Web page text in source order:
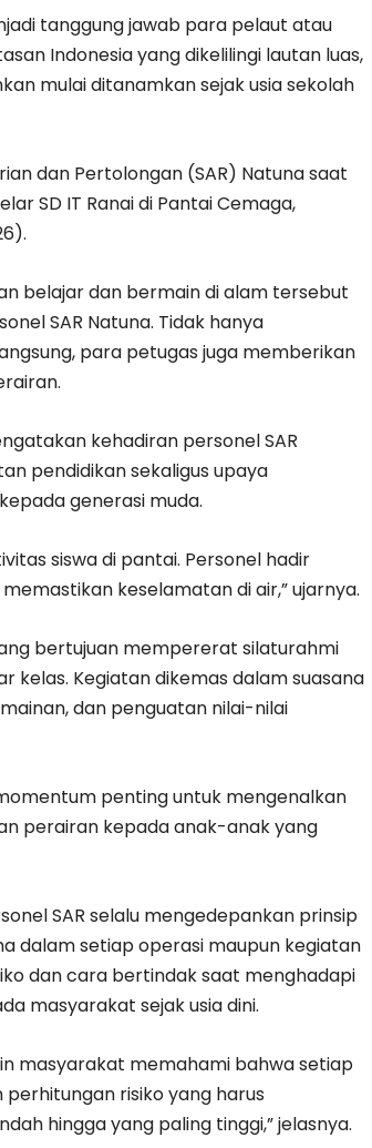
tanggung jawab para pelaut atau
Indonesia yang dikelilingi lautan luas,
mulai ditanamkan sejak usia sekolah
dan Pertolongan (SAR) Natuna saat
SD IT Ranai di Pantai Cemaga,
belajar dan bermain di alam tersebut
SAR Natuna. Tidak hanya
para petugas juga memberikan
kehadiran personel SAR
pendidikan sekaligus upaya
generasi muda.
siswa di pantai. Personel hadir
keselamatan di air,” ujarnya.
bertujuan mempererat silaturahmi
kelas. Kegiatan dikemas dalam suasana
dan penguatan nilai-nilai
penting untuk mengenalkan
perairan kepada anak-anak yang
SAR selalu mengedepankan prinsip
dalam setiap operasi maupun kegiatan
dan cara bertindak saat menghadapi
masyarakat sejak usia dini.
masyarakat memahami bahwa setiap
risiko yang harus
hingga yang paling tinggi,” jelasnya.